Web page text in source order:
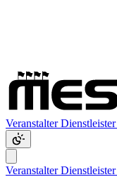
VeranstalterDienstleister
VeranstalterDienstleister